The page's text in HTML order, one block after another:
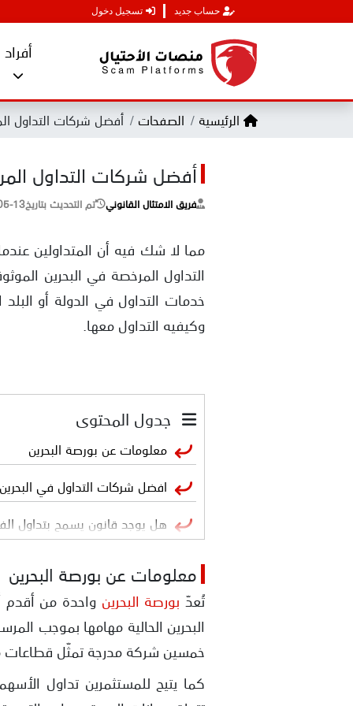
حساب جديد تسجيل دخول
أفراد
الرئيسية الصفحات أفضل شركات التداول
أفضل شركات التداول
فريق الامتثال القانوني تم التحديث بتاريخ13
مما لا شك فيه أن المتداولين
التداول المرخصة في البحرين
خدمات التداول في الدولة أو
وكيفيه التداول معها.
جدول المحتوى
معلومات عن بورصة البحرين
افضل شركات التداول في
هل يوجد قانون يسمح بتداول
افضل شركات التداول الموثوقة
هل كل شركات التداول في
معايير اختيار الشركات
معلومات عن بورصة البحرين
تُعدّ بورصة البحرين
خمسين شركة مدرجة تمثّل قطاعات
كما يتيح للمستثمرين تداول